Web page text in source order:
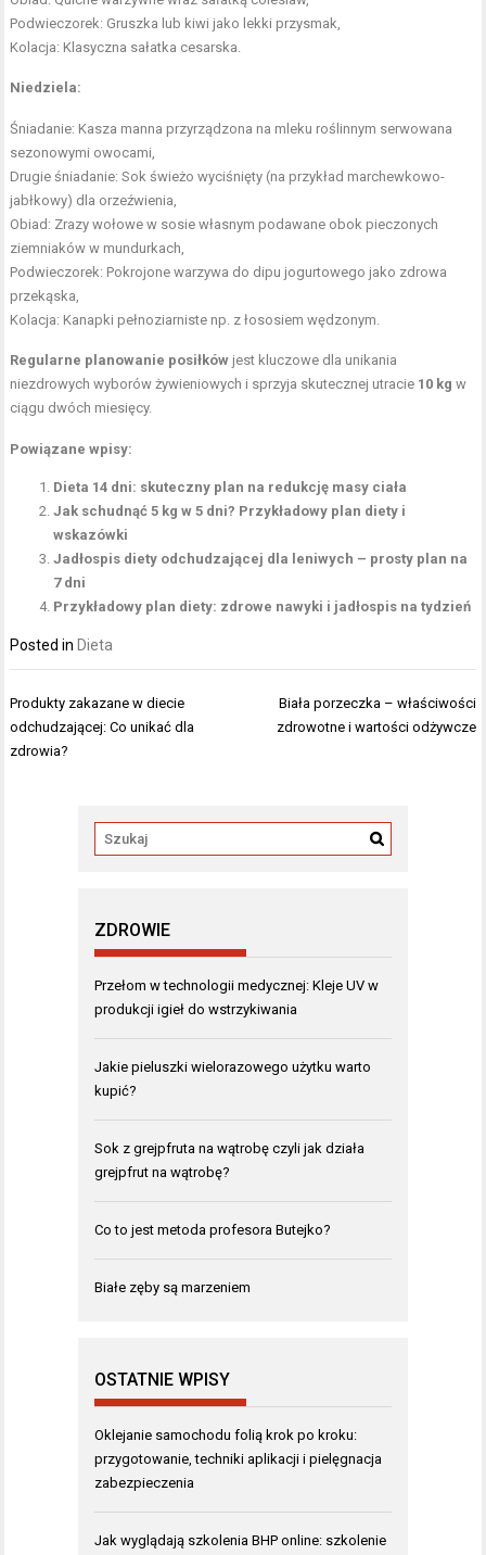
Podwieczorek: Gruszka lub kiwi jako lekki przysmak,
Kolacja: Klasyczna sałatka cesarska.
Niedziela:
Śniadanie: Kasza manna przyrządzona na mleku roślinnym serwowana
sezonowymi owocami,
Drugie śniadanie: Sok świeżo wyciśnięty (na przykład marchewkowo-
jabłkowy) dla orzeźwienia,
Obiad: Zrazy wołowe w sosie własnym podawane obok pieczonych
ziemniaków w mundurkach,
Podwieczorek: Pokrojone warzywa do dipu jogurtowego jako zdrowa
przekąska,
Kolacja: Kanapki pełnoziarniste np. z łososiem wędzonym.
Regularne planowanie posiłków jest kluczowe dla unikania
niezdrowych wyborów żywieniowych i sprzyja skutecznej utracie 10 kg w
ciągu dwóch miesięcy.
Powiązane wpisy:
Dieta 14 dni: skuteczny plan na redukcję masy ciała
Jak schudnąć 5 kg w 5 dni? Przykładowy plan diety i
wskazówki
Jadłospis diety odchudzającej dla leniwych – prosty plan na
7 dni
Przykładowy plan diety: zdrowe nawyki i jadłospis na tydzień
Posted in Dieta
Nawigacja
wpisu
Produkty zakazane w diecie
odchudzającej: Co unikać dla
zdrowia?
Biała porzeczka – właściwości
zdrowotne i wartości odżywcze
ZDROWIE
Przełom w technologii medycznej: Kleje UV w
produkcji igieł do wstrzykiwania
Jakie pieluszki wielorazowego użytku warto
kupić?
Sok z grejpfruta na wątrobę czyli jak działa
grejpfrut na wątrobę?
Co to jest metoda profesora Butejko?
Białe zęby są marzeniem
OSTATNIE WPISY
Oklejanie samochodu folią krok po kroku:
przygotowanie, techniki aplikacji i pielęgnacja
zabezpieczenia
Jak wyglądają szkolenia BHP online: szkolenie